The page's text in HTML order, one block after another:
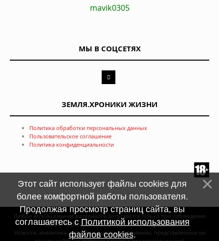
mavik0305
МЫ В СОЦСЕТЯХ
ЗЕМЛЯ.ХРОНИКИ ЖИЗНИ
Политика обработки персональных данных
Пользовательское соглашение
Политика конфиденциальности
Любое использование материалов допускается только при соблюдении
правил перепечатки и при наличиигиперссылки
Новости, аналитика, прогнозы и другие материалы, представленные на
Этот сайт использует файлы cookies для
более комфортной работы пользователя.
Продолжая просмотр страниц сайта, вы
соглашаетесь сПолитикой использования
файлов cookies.